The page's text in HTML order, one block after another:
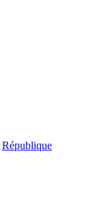
République